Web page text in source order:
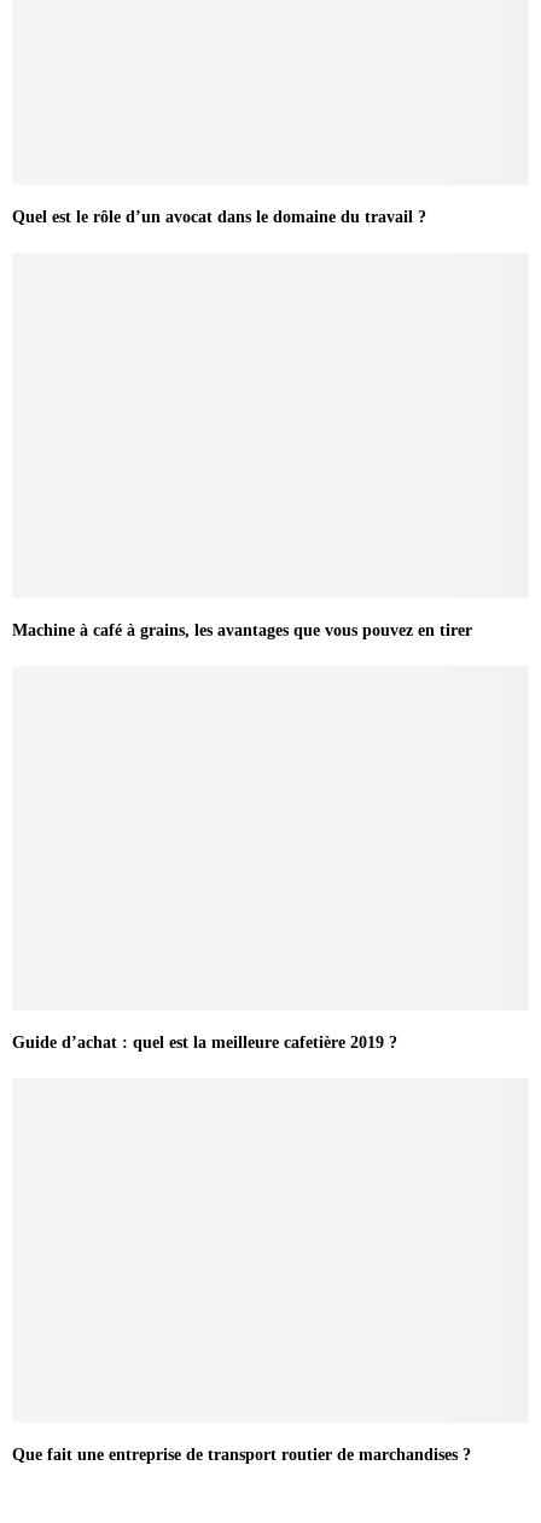
Quel est le rôle d’un avocat dans le domaine du travail ?
Machine à café à grains, les avantages que vous pouvez en tirer
Guide d’achat : quel est la meilleure cafetière 2019 ?
Que fait une entreprise de transport routier de marchandises ?